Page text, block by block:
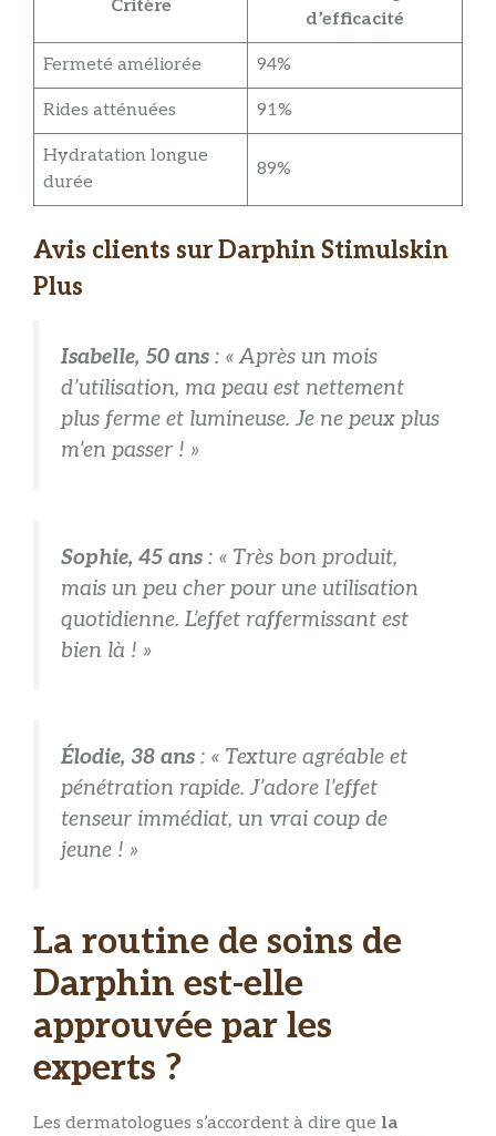
Critère
d’efficacité
Fermeté améliorée 94%
Rides atténuées 91%
Hydratation longue
durée
89%
Avis clients sur Darphin Stimulskin
Plus
Isabelle, 50 ans : « Après un mois
d’utilisation, ma peau est nettement
plus ferme et lumineuse. Je ne peux plus
m’en passer ! »
Sophie, 45 ans : « Très bon produit,
mais un peu cher pour une utilisation
quotidienne. L’effet raffermissant est
bien là ! »
Élodie, 38 ans : « Texture agréable et
pénétration rapide. J’adore l’effet
tenseur immédiat, un vrai coup de
jeune ! »
La routine de soins de
Darphin est-elle
approuvée par les
experts ?
Les dermatologues s’accordent à dire que la